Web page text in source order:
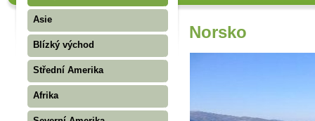
Asie
Blízký východ
Střední Amerika
Afrika
Norsko